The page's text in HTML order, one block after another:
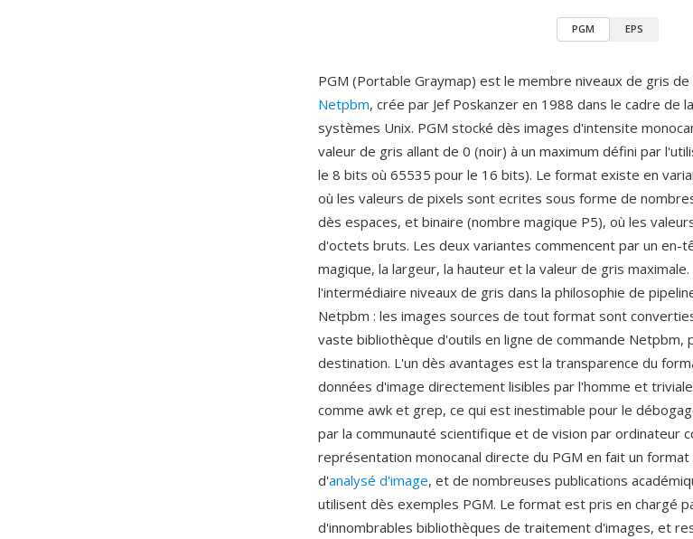
PGM EPS
PGM (Portable Graymap) est le membre niveaux de gris
Netpbm, crée par Jef Poskanzer en 1988 dans le cadre de
systèmes Unix. PGM stocké dès images d'intensite
valeur de gris allant de 0 (noir) à un maximum défini par
le 8 bits où 65535 pour le 16 bits). Le format existe en
où les valeurs de pixels sont ecrites sous forme de
dès espaces, et binaire (nombre magique P5), où les
d'octets bruts. Les deux variantes commencent par un en-
magique, la largeur, la hauteur et la valeur de gris
l'intermédiaire niveaux de gris dans la philosophie de
Netpbm : les images sources de tout format sont
vaste bibliothèque d'outils en ligne de commande
destination. L'un dès avantages est la transparence du
données d'image directement lisibles par l'homme et
comme awk et grep, ce qui est inestimable pour le
par la communauté scientifique et de vision par ordinateur
représentation monocanal directe du PGM en fait un
d'analysé d'image, et de nombreuses publications
utilisent dès exemples PGM. Le format est pris en chargé
d'innombrables bibliothèques de traitement d'images, et